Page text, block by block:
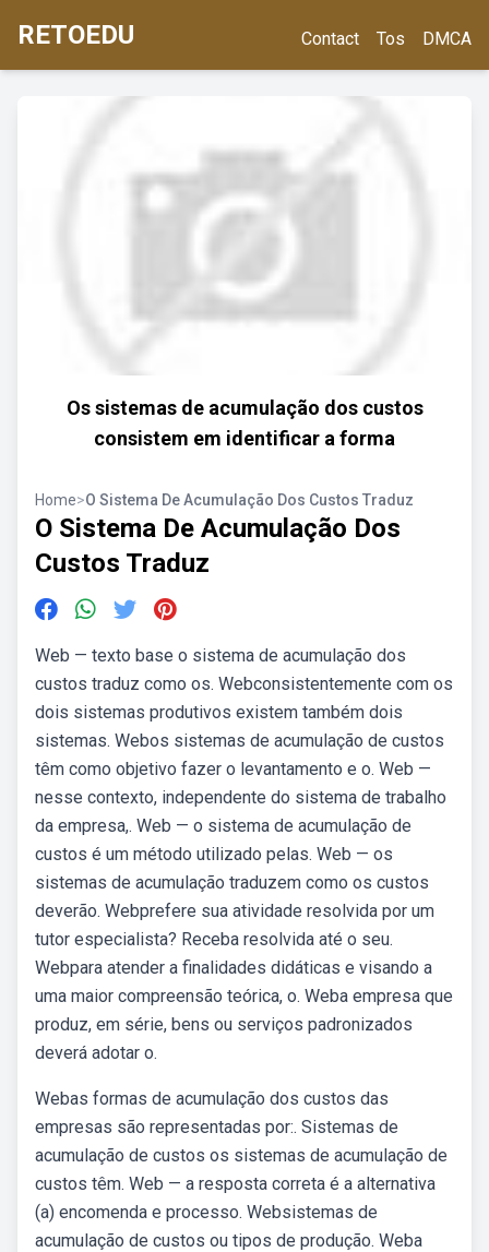
RETOEDU Contact Tos DMCA
Os sistemas de acumulação dos custos
consistem em identificar a forma
Home>O Sistema De Acumulação Dos Custos Traduz
O Sistema De Acumulação Dos
Custos Traduz
Web — texto base o sistema de acumulação dos
custos traduz como os. Webconsistentemente com os
dois sistemas produtivos existem também dois
sistemas. Webos sistemas de acumulação de custos
têm como objetivo fazer o levantamento e o. Web —
nesse contexto, independente do sistema de trabalho
da empresa,. Web — o sistema de acumulação de
custos é um método utilizado pelas. Web — os
sistemas de acumulação traduzem como os custos
deverão. Webprefere sua atividade resolvida por um
tutor especialista? Receba resolvida até o seu.
Webpara atender a finalidades didáticas e visando a
uma maior compreensão teórica, o. Weba empresa que
produz, em série, bens ou serviços padronizados
deverá adotar o.
Webas formas de acumulação dos custos das
empresas são representadas por:. Sistemas de
acumulação de custos os sistemas de acumulação de
custos têm. Web — a resposta correta é a alternativa
(a) encomenda e processo. Websistemas de
acumulação de custos ou tipos de produção. Weba